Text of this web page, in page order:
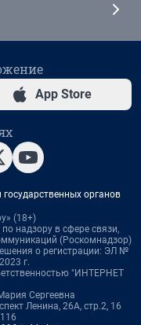
App Store
органов
(18+)
надзору в сфере связи,
(Роскомнадзор)
о регистрации: ЭЛ №
г.
"ИНТЕРНЕТ
Сергеевна
Ленина, 26А, стр.2, 16